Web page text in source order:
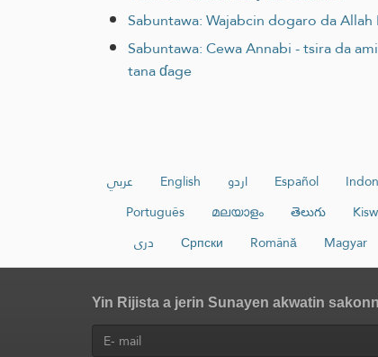
Sabuntawa: Wajabcin dogaro da
Sabuntawa: Cewa Annabi - tsira da
tana ɗage
عربي English اردو Español
Português
മലയാളം తెలుగు
دری
Српски Română Magyar
Yin Rijista a jerin Sunayen akwatin